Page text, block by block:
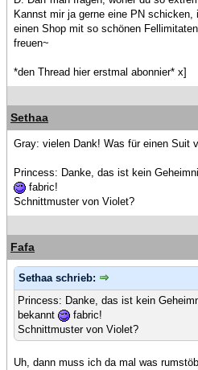
Kannst mir ja gerne eine PN
einen Shop mit so schönen
freuen~
*den Thread hier erstmal abonnier* x]
Sethaa
Gray: vielen Dank! Was für einen Suit
Princess: Danke, das ist kein
fabric!
Schnittmuster von Violet?
Fafa
Sethaa schrieb:
Princess: Danke, das ist kein
bekannt
fabric!
Schnittmuster von Violet?
Uh, dann muss ich da mal was